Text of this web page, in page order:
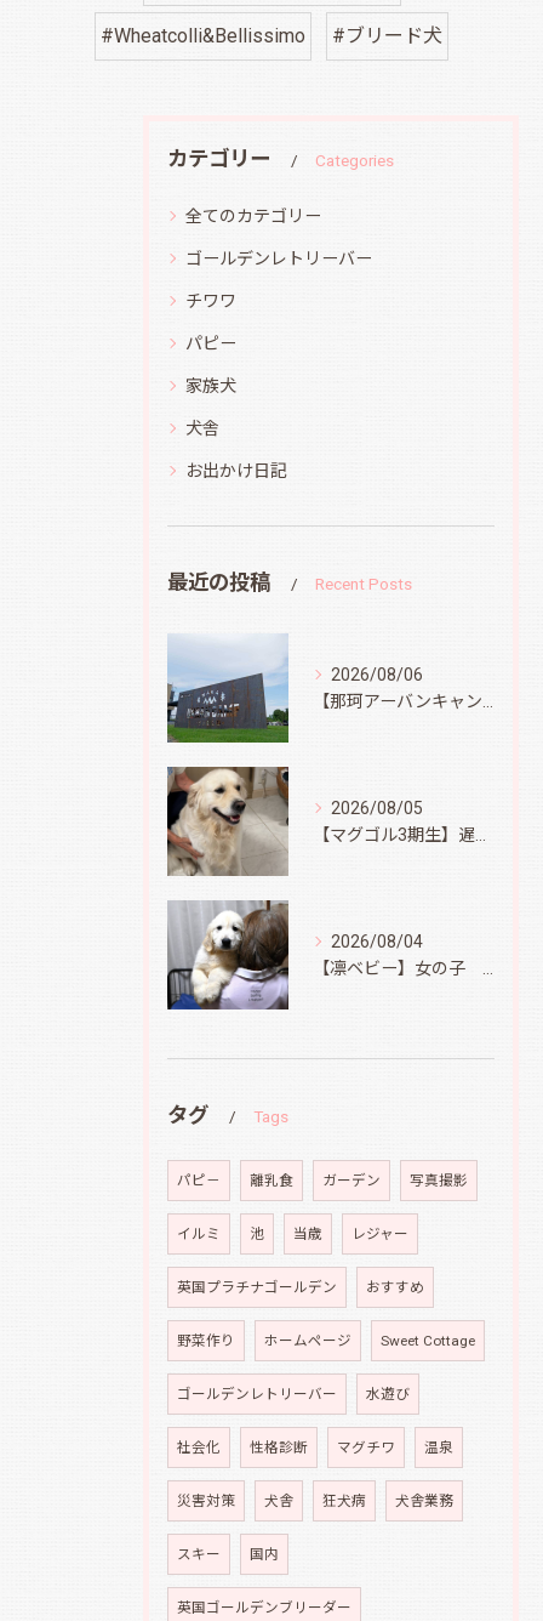
#Wheatcolli&Bellissimo #ブリード犬
カテゴリー Categories
全てのカテゴリー
ゴールデンレトリーバー
チワワ
パピー
家族犬
犬舎
お出かけ日記
最近の投稿 Recent Posts
2026/08/06
2026/08/05
2026/08/04
タグ Tags
パピ－ 離乳食 ガーデン 写真撮影
イルミ 池 当歳 レジャー
英国プラチナゴールデン おすすめ
野菜作り ホームページ Sweet Cottage
ゴールデンレトリーバー 水遊び
社会化 性格診断 マグチワ 温泉
災害対策 犬舎 狂犬病 犬舎業務
スキー 国内
英国ゴールデンブリーダー